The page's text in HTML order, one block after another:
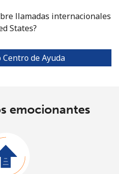
llamadas internacionales
States?
de Ayuda
emocionantes